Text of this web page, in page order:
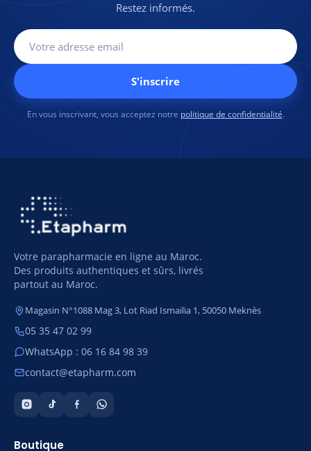
Restez informés.
S'inscrire
En vous inscrivant, vous acceptez notre politique de confidentialité.
Votre parapharmacie en ligne au Maroc.
Des produits authentiques et sûrs, livrés
partout au Maroc.
Magasin N°1088 Mag 3, Lot Riad Ismailia 1, 50050 Meknès
05 35 47 02 99
WhatsApp : 06 16 84 98 39
contact@etapharm.com
Boutique